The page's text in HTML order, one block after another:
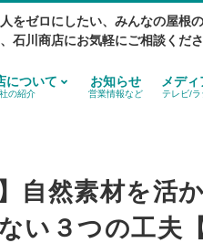
をゼロにしたい、みんなの屋根の
石川商店にお気軽にご相談くださ
について
の紹介
お知らせ
営業情報など
メデ
テレビ/ラ
自然素材を活
い３つの工夫